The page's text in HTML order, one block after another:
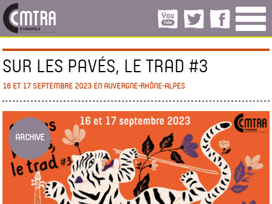
SUR LES PAVÉS, LE TRAD #3
16 ET 17 SEPTEMBRE 2023 EN AUVERGNE-RHÔNE-ALPES
ARCHIVE